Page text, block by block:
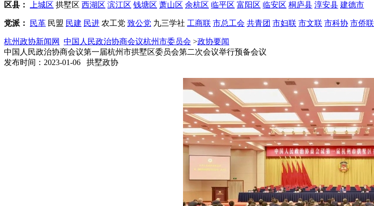
区县： 上城区 拱墅区 西湖区 滨江区 钱塘区 萧山区 余杭区 临平区 富阳区 临安区 桐庐县 淳安县 建德市
党派： 民革 民盟 民建 民进 农工党 致公党 九三学社 工商联 市总工会 共青团 市妇联 市文联 市科协 市侨联
杭州政协新闻网 中国人民政治协商会议杭州市委员会 >政协要闻
中国人民政治协商会议第一届杭州市拱墅区委员会第二次会议举行预备会议
发布时间：2023-01-06 拱墅政协